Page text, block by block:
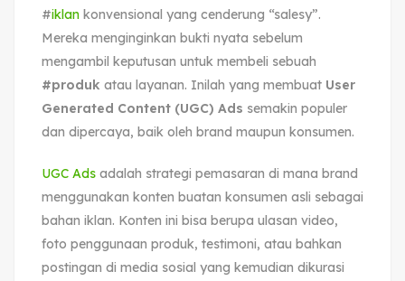
#iklan konvensional yang cenderung “salesy”.
Mereka menginginkan bukti nyata sebelum
mengambil keputusan untuk membeli sebuah
#produk atau layanan. Inilah yang membuat User
Generated Content (UGC) Ads semakin populer
dan dipercaya, baik oleh brand maupun konsumen.
UGC Ads adalah strategi pemasaran di mana brand
menggunakan konten buatan konsumen asli sebagai
bahan iklan. Konten ini bisa berupa ulasan video,
foto penggunaan produk, testimoni, atau bahkan
postingan di media sosial yang kemudian dikurasi